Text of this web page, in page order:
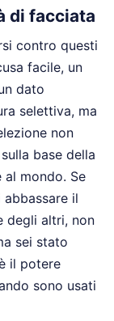
di facciata
contro questi
facile, un
dato
selettiva, ma
non
base della
mondo. Se
il
degli altri, non
sei stato
il potere
sono usati